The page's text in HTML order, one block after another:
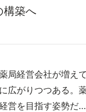
構築へ
局経営会社が増え
広がりつつある。
営を目指す姿勢だ...